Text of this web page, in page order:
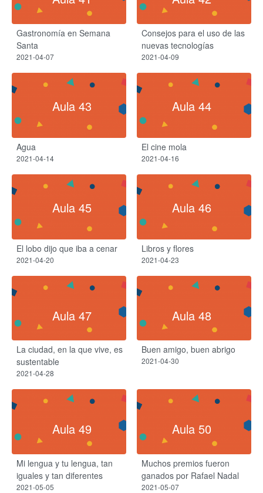
Gastronomía en Semana
Santa
2021-04-07
Consejos para el uso de las
nuevas tecnologías
2021-04-09
Aula 43
Agua
2021-04-14
Aula 44
El cine mola
2021-04-16
Aula 45
El lobo dijo que iba a cenar
2021-04-20
Aula 46
Libros y flores
2021-04-23
Aula 47
La ciudad, en la que vive, es
sustentable
2021-04-28
Aula 48
Buen amigo, buen abrigo
2021-04-30
Aula 49
Mi lengua y tu lengua, tan
iguales y tan diferentes
2021-05-05
Aula 50
Muchos premios fueron
ganados por Rafael Nadal
2021-05-07